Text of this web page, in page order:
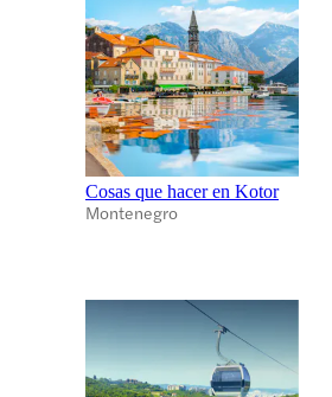
Cosas que hacer en Kotor
Montenegro